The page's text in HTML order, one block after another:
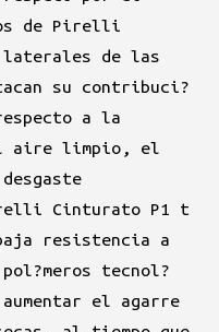
de Pirelli
laterales de las
su contribuci?
a la
aire limpio, el
Cinturato P1 t
resistencia a
tecnol?
aumentar el agarre